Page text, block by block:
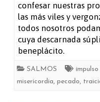
confesar nuestras
las más viles y
todos nosotros
cuya descarnada
beneplácito.
SALMOS impulso
misericordia, pecado,